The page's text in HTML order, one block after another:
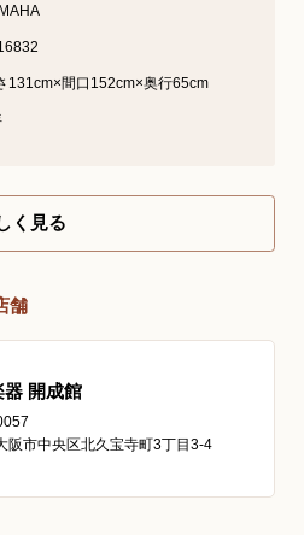
131cm×間口152cm×奥行65cm
く見る
舗
器 開成館
阪市中央区北久宝寺町3丁目3-4